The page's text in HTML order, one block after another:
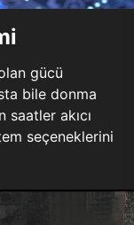
gücü
bile donma
saatler akıcı
seçeneklerini